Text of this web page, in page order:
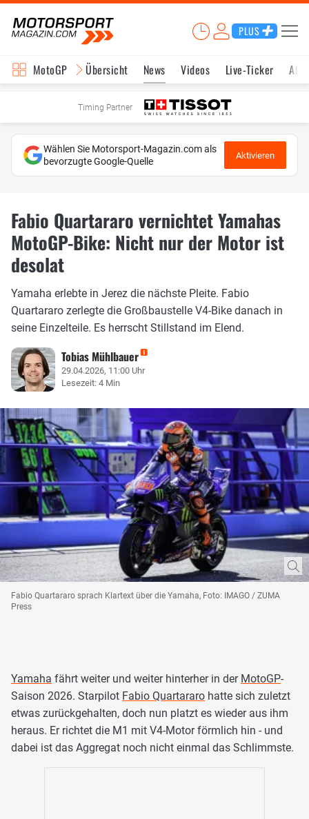
PLUS
MotoGP Übersicht News Videos Live-Ticker
Timing Partner
Wählen Sie Motorsport-Magazin.com als
bevorzugte Google-Quelle
Aktivieren
Fabio Quartararo vernichtet Yamahas
MotoGP-Bike: Nicht nur der Motor ist
desolat
Yamaha erlebte in Jerez die nächste Pleite. Fabio
Quartararo zerlegte die Großbaustelle V4-Bike danach in
seine Einzelteile. Es herrscht Stillstand im Elend.
Tobias Mühlbauer
29.04.2026, 11:00 Uhr
Lesezeit: 4 Min
Fabio Quartararo sprach Klartext über die Yamaha, Foto: IMAGO / ZUMA
Press
Yamaha fährt weiter und weiter hinterher in der MotoGP-
Saison 2026. Starpilot Fabio Quartararo hatte sich zuletzt
etwas zurückgehalten, doch nun platzt es wieder aus ihm
heraus. Er richtet die M1 mit V4-Motor förmlich hin - und
dabei ist das Aggregat noch nicht einmal das Schlimmste.